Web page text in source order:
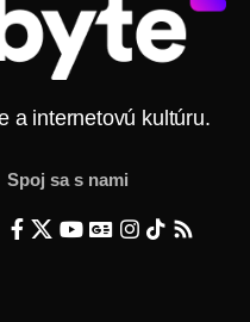
a internetovú kultúru.
Spoj sa s nami